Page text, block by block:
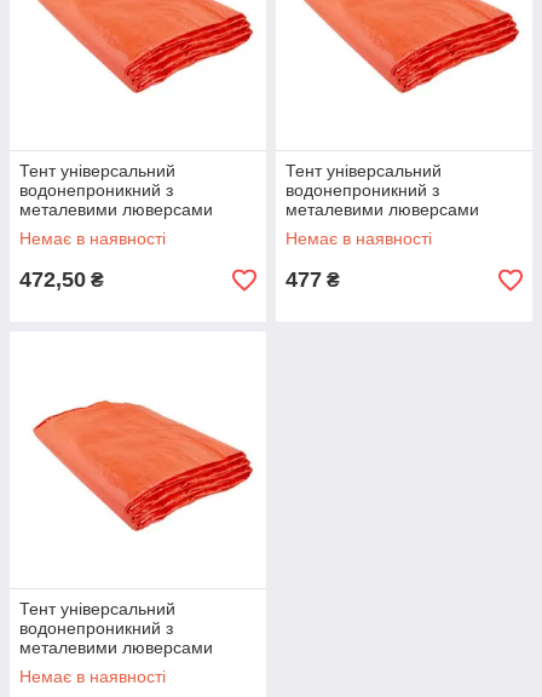
Тент універсальний
водонепроникний з
металевими люверсами
4х5м, щільністю 120г/м² X-
TREME 94903
Немає в наявності
472,50 ₴
Тент універсальний
водонепроникний з
металевими люверсами
3х4м, щільністю 120г/м² X-
TREME 94899 (10331)
Немає в наявності
477 ₴
Тент універсальний
водонепроникний з
металевими люверсами
3х5м, щільністю 120г/м² X-
TREME 94901 (10331)
Немає в наявності